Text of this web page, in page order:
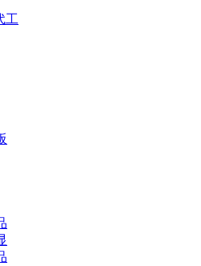
工